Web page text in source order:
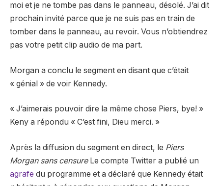
moi et je ne tombe pas dans le panneau, désolé. J’ai dit
prochain invité parce que je ne suis pas en train de
tomber dans le panneau, au revoir. Vous n’obtiendrez
pas votre petit clip audio de ma part.
Morgan a conclu le segment en disant que c’était
« génial » de voir Kennedy.
« J’aimerais pouvoir dire la même chose Piers, bye! »
Keny a répondu « C’est fini, Dieu merci. »
Après la diffusion du segment en direct, le Piers
Morgan sans censureLe compte Twitter a publié un
agrafe du programme et a déclaré que Kennedy était